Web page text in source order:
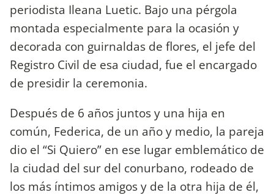
periodista Ileana Luetic. Bajo una pérgola
montada especialmente para la ocasión y
decorada con guirnaldas de flores, el jefe del
Registro Civil de esa ciudad, fue el encargado
de presidir la ceremonia.
Después de 6 años juntos y una hija en
común, Federica, de un año y medio, la pareja
dio el “Si Quiero” en ese lugar emblemático de
la ciudad del sur del conurbano, rodeado de
los más íntimos amigos y de la otra hija de él,